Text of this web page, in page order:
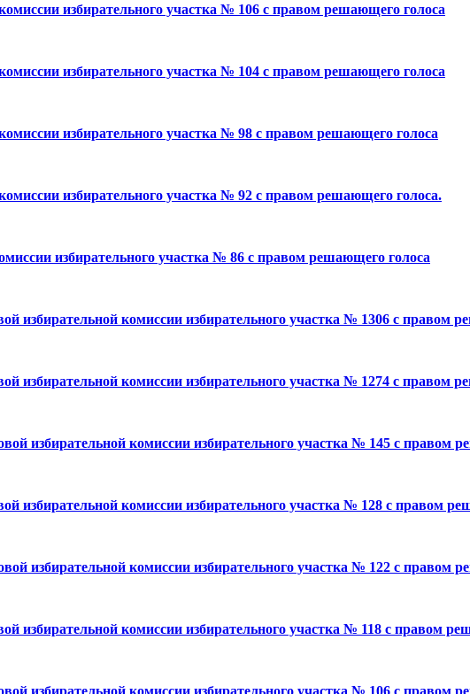
избирательного участка № 106 с правом решающего голоса
избирательного участка № 104 с правом решающего голоса
избирательного участка № 98 с правом решающего голоса
избирательного участка № 92 с правом решающего голоса.
избирательного участка № 86 с правом решающего голоса
избирательной комиссии избирательного участка № 1306 с
избирательной комиссии избирательного участка № 1274 с правом
избирательной комиссии избирательного участка № 145 с
избирательной комиссии избирательного участка № 128 с правом
избирательной комиссии избирательного участка № 122 с
избирательной комиссии избирательного участка № 118 с правом
избирательной комиссии избирательного участка № 106 с